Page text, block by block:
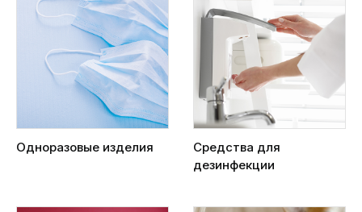
Одноразовые изделия
Средства для
дезинфекции